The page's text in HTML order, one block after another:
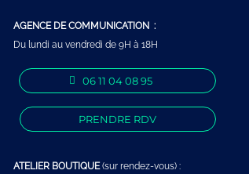
AGENCE DE COMMUNICATION :
Du lundi au vendredi de 9H à 18H
06 11 04 08 95
PRENDRE RDV
ATELIER BOUTIQUE(sur rendez-vous) :